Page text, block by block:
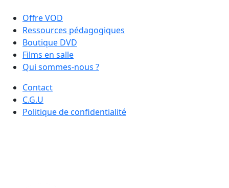
Offre VOD
Ressources pédagogiques
Boutique DVD
Films en salle
Qui sommes-nous ?
Contact
C.G.U
Politique de confidentialité